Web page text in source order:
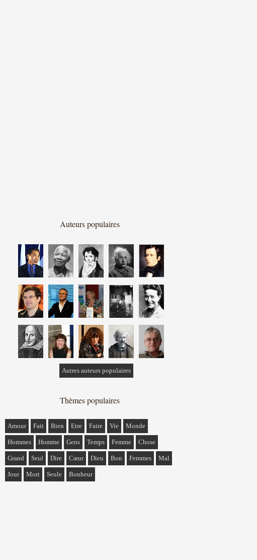
Auteurs populaires
Autres auteurs populaires
Thèmes populaires
Amour Fait Bien Etre Faire Vie Monde
Hommes Homme Gens Temps Femme Chose
Grand Seul Dire Cœur Dieu Bon Femmes Mal
Jour Mort Seule Bonheur